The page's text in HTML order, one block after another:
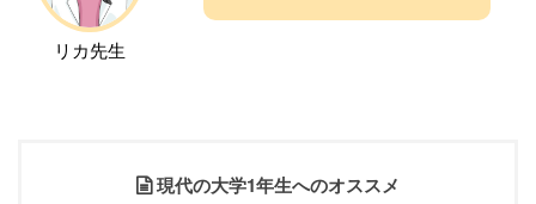
リカ先生
現代の大学1年生へのオススメ